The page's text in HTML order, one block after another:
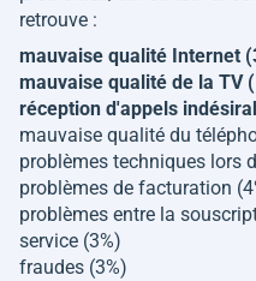
retrouve :
mauvaise qualité Internet
mauvaise qualité de la TV
réception d'appels
mauvaise qualité du
problèmes techniques lors
problèmes de facturation
problèmes entre la
service (3%)
fraudes (3%)